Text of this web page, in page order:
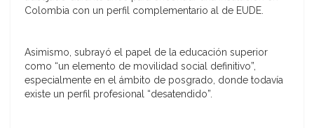
Colombia con un perfil complementario al de EUDE.
Asimismo, subrayó el papel de la educación superior
como “un elemento de movilidad social definitivo”,
especialmente en el ámbito de posgrado, donde todavía
existe un perfil profesional “desatendido”.